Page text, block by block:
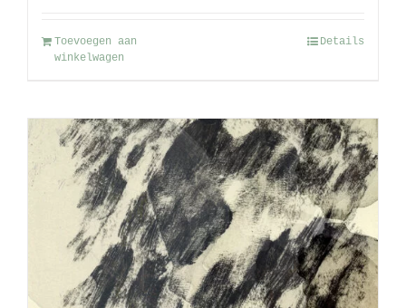
Toevoegen aan
winkelwagen
Details